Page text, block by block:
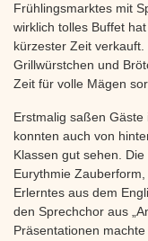
Frühlingsmarktes mit
wirklich tolles Buffet
kürzester Zeit
Grillwürstchen und
Zeit für volle Mägen
Erstmalig saßen
konnten auch von
Klassen gut sehen.
Eurythmie
Erlerntes aus dem
den Sprechchor aus
Präsentationen